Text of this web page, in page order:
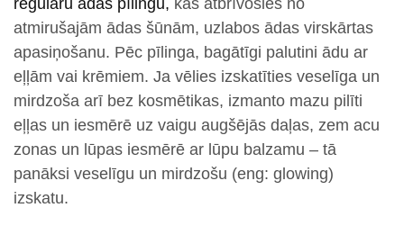
atmirušajām ādas šūnām, uzlabos ādas virskārtas
apasiņošanu. Pēc pīlinga, bagātīgi palutini ādu ar
eļļām vai krēmiem. Ja vēlies izskatīties veselīga un
mirdzoša arī bez kosmētikas, izmanto mazu pilīti
eļļas un iesmērē uz vaigu augšējās daļas, zem acu
zonas un lūpas iesmērē ar lūpu balzamu – tā
panāksi veselīgu un mirdzošu (eng: glowing)
izskatu.